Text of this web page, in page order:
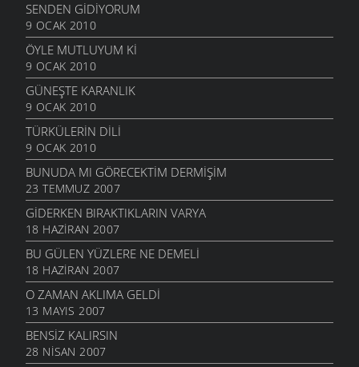
SENDEN GIDIYORUM
9 OCAK 2010
ÖYLE MUTLUYUM KI
9 OCAK 2010
GÜNEŞTE KARANLIK
9 OCAK 2010
TÜRKÜLERIN DILI
9 OCAK 2010
BUNUDA MI GÖRECEKTIM DERMIŞIM
23 TEMMUZ 2007
GIDERKEN BIRAKTIKLARIN VARYA
18 HAZIRAN 2007
BU GÜLEN YÜZLERE NE DEMELI
18 HAZIRAN 2007
O ZAMAN AKLIMA GELDI
13 MAYIS 2007
BENSIZ KALIRSIN
28 NISAN 2007